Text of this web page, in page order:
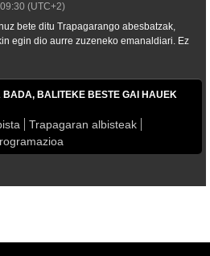
09:30 (UTC+2)
bete ditu Trapagarango abesbatzak,
egin dio aurre zuzeneko emanaldiari. Ez
BADA, BALITEKE BESTE GAI HAUEK
Trapagaran albisteak